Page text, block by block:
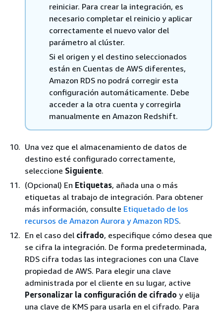
reiniciar. Para crear la integración, es
necesario completar el reinicio y aplicar
correctamente el nuevo valor del
parámetro al clúster.
Si el origen y el destino seleccionados
están en Cuentas de AWS diferentes,
Amazon RDS no podrá corregir esta
configuración automáticamente. Debe
acceder a la otra cuenta y corregirla
manualmente en Amazon Redshift.
Una vez que el almacenamiento de datos de
destino esté configurado correctamente,
seleccione Siguiente.
(Opcional) En Etiquetas, añada una o más
etiquetas al trabajo de integración. Para obtener
más información, consulte Etiquetado de los
recursos de Amazon Aurora y Amazon RDS.
En el caso del cifrado, especifique cómo desea que
se cifra la integración. De forma predeterminada,
RDS cifra todas las integraciones con una Clave
propiedad de AWS. Para elegir una clave
administrada por el cliente en su lugar, active
Personalizar la configuración de cifrado y elija
una clave de KMS para usarla en el cifrado. Para